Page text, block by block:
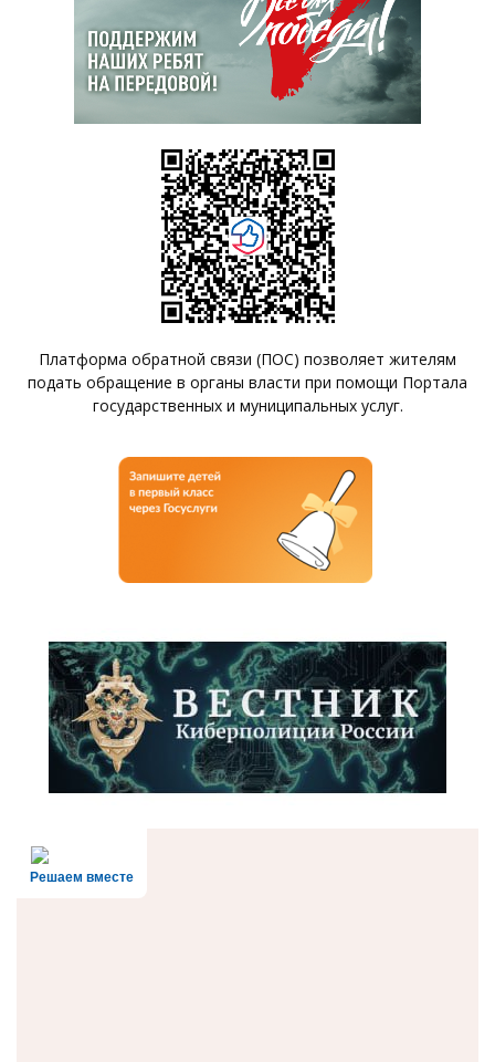
Платформа обратной связи (ПОС) позволяет жителям
подать обращение в органы власти при помощи Портала
государственных и муниципальных услуг.
Решаем вместе